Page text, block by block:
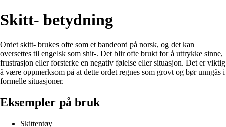
Skitt- betydning
Ordet skitt- brukes ofte som et bandeord på norsk, og det kan
oversettes til engelsk som shit-. Det blir ofte brukt for å uttrykke sinne,
frustrasjon eller forsterke en negativ følelse eller situasjon. Det er viktig
å være oppmerksom på at dette ordet regnes som grovt og bør unngås i
formelle situasjoner.
Eksempler på bruk
Skittentøy